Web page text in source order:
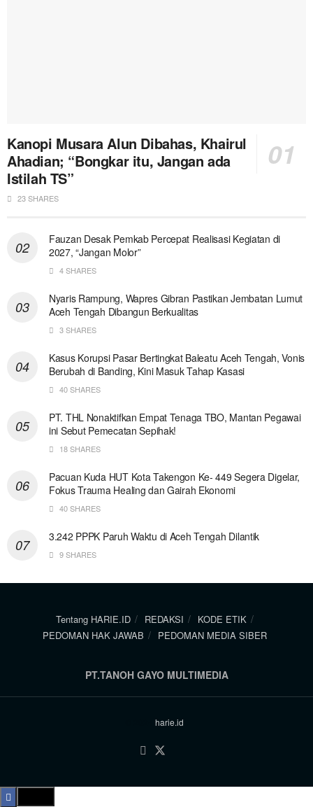
Kanopi Musara Alun Dibahas, Khairul
Ahadian; “Bongkar itu, Jangan ada
Istilah TS”
23 SHARES
Fauzan Desak Pemkab Percepat Realisasi Kegiatan di
2027, “Jangan Molor”
4 SHARES
Nyaris Rampung, Wapres Gibran Pastikan Jembatan Lumut
Aceh Tengah Dibangun Berkualitas
3 SHARES
Kasus Korupsi Pasar Bertingkat Baleatu Aceh Tengah, Vonis
Berubah di Banding, Kini Masuk Tahap Kasasi
40 SHARES
PT. THL Nonaktifkan Empat Tenaga TBO, Mantan Pegawai
ini Sebut Pemecatan Sepihak!
18 SHARES
Pacuan Kuda HUT Kota Takengon Ke- 449 Segera Digelar,
Fokus Trauma Healing dan Gairah Ekonomi
40 SHARES
3.242 PPPK Paruh Waktu di Aceh Tengah Dilantik
9 SHARES
Tentang HARIE.ID REDAKSI
KODE ETIK
PEDOMAN HAK JAWAB
PEDOMAN MEDIA SIBER
PT.TANOH GAYO MULTIMEDIA
harie.id